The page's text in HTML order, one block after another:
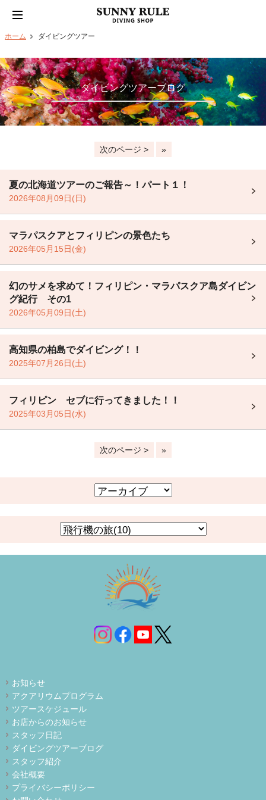
ホーム ダイビングツアー
ダイビングツアーブログ
次のページ > »
夏の北海道ツアーのご報告～！パート１！
2026年08月09日(日)
マラパスクアとフィリピンの景色たち
2026年05月15日(金)
幻のサメを求めて！フィリピン・マラパスクア島ダイビン
グ紀行 その1
2026年05月09日(土)
高知県の柏島でダイビング！！
2025年07月26日(土)
フィリピン セブに行ってきました！！
2025年03月05日(水)
次のページ > »
お知らせ
アクアリウムプログラム
ツアースケジュール
お店からのお知らせ
スタッフ日記
ダイビングツアーブログ
スタッフ紹介
会社概要
プライバシーポリシー